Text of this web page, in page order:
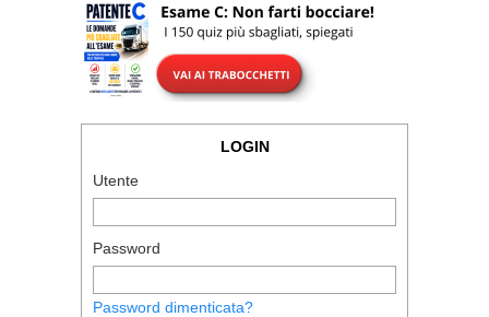
LOGIN
Utente
Password
Password dimenticata?